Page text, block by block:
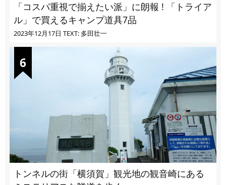
「コスパ重視で揃えたい派」に朗報 ! 「トライア
ル」で買えるキャンプ道具7品
2023年12月17日 TEXT: 多田壮一
トンネルの街「横須賀」観光地の観音崎にある